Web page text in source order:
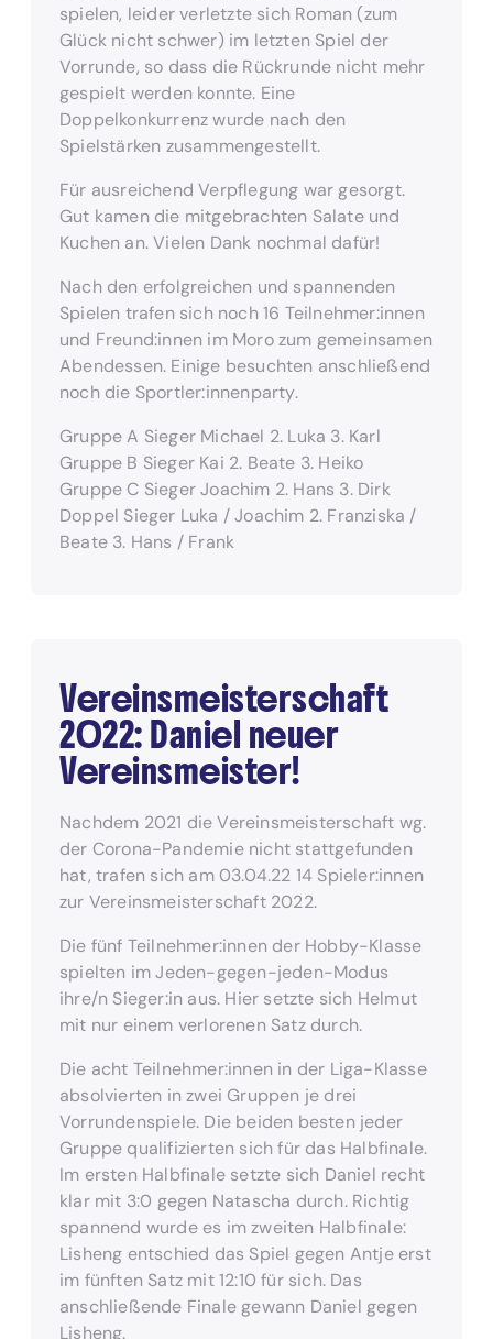
spielen, leider verletzte sich Roman (zum
Glück nicht schwer) im letzten Spiel der
Vorrunde, so dass die Rückrunde nicht mehr
gespielt werden konnte. Eine
Doppelkonkurrenz wurde nach den
Spielstärken zusammengestellt.
Für ausreichend Verpflegung war gesorgt.
Gut kamen die mitgebrachten Salate und
Kuchen an. Vielen Dank nochmal dafür!
Nach den erfolgreichen und spannenden
Spielen trafen sich noch 16 Teilnehmer:innen
und Freund:innen im Moro zum gemeinsamen
Abendessen. Einige besuchten anschließend
noch die Sportler:innenparty.
Gruppe A Sieger Michael 2. Luka 3. Karl
Gruppe B Sieger Kai 2. Beate 3. Heiko
Gruppe C Sieger Joachim 2. Hans 3. Dirk
Doppel Sieger Luka / Joachim 2. Franziska /
Beate 3. Hans / Frank
Vereinsmeisterschaft
2022: Daniel neuer
Vereinsmeister!
Nachdem 2021 die Vereinsmeisterschaft wg.
der Corona-Pandemie nicht stattgefunden
hat, trafen sich am 03.04.22 14 Spieler:innen
zur Vereinsmeisterschaft 2022.
Die fünf Teilnehmer:innen der Hobby-Klasse
spielten im Jeden-gegen-jeden-Modus
ihre/n Sieger:in aus. Hier setzte sich Helmut
mit nur einem verlorenen Satz durch.
Die acht Teilnehmer:innen in der Liga-Klasse
absolvierten in zwei Gruppen je drei
Vorrundenspiele. Die beiden besten jeder
Gruppe qualifizierten sich für das Halbfinale.
Im ersten Halbfinale setzte sich Daniel recht
klar mit 3:0 gegen Natascha durch. Richtig
spannend wurde es im zweiten Halbfinale:
Lisheng entschied das Spiel gegen Antje erst
im fünften Satz mit 12:10 für sich. Das
anschließende Finale gewann Daniel gegen
Lisheng.